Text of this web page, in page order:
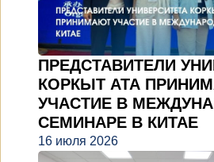
ПРЕДСТАВИТЕЛИ
КОРКЫТ АТА
УЧАСТИЕ В
СЕМИНАРЕ В КИТАЕ
16 июля 2026